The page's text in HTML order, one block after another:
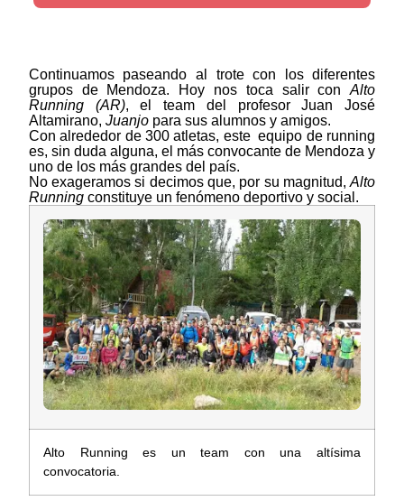
Continuamos paseando al trote con los diferentes
grupos de Mendoza. Hoy nos toca salir conAlto
Running (AR), el team del profesor Juan José
Altamirano, Juanjopara sus alumnos y amigos.
Con alrededor de 300 atletas, este equipo de running
es, sin duda alguna, el más convocante de Mendoza y
uno de los más grandes del país.
No exageramos si decimos que, por su magnitud,Alto
Runningconstituye un fenómeno deportivo y social.
Alto Running es un team con una altísima
convocatoria.